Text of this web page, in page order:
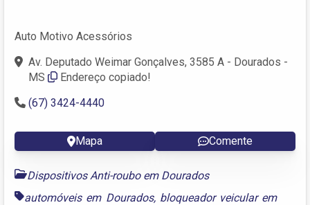
Auto Motivo Acessórios
Av. Deputado Weimar Gonçalves, 3585 A - Dourados -
MS
Endereço copiado!
(67) 3424-4440
Mapa Comente
Dispositivos Anti-roubo em Dourados
automóveis em Dourados, bloqueador veicular em